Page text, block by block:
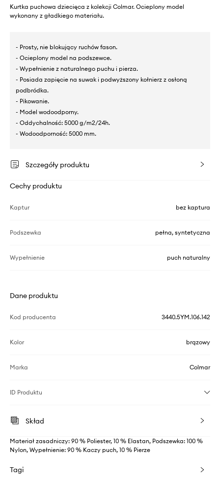
Kurtka puchowa dziecięca z kolekcji Colmar. Ocieplony model
wykonany z gładkiego materiału.
- Prosty, nie blokujący ruchów fason.
- Ocieplony model na podszewce.
- Wypełnienie z naturalnego puchu i pierza.
- Posiada zapięcie na suwak i podwyższony kołnierz z osłoną
podbródka.
- Pikowanie.
- Model wodoodporny.
- Oddychalność: 5000 g/m2/24h.
- Wodoodporność: 5000 mm.
Szczegóły produktu
Cechy produktu
Kaptur bez kaptura
Podszewka pełna, syntetyczna
Wypełnienie puch naturalny
Dane produktu
Kod producenta 3440.5YM.106.142
Kolor brązowy
Marka Colmar
ID Produktu
Skład
Materiał zasadniczy: 90 % Poliester, 10 % Elastan, Podszewka: 100 %
Nylon, Wypełnienie: 90 % Kaczy puch, 10 % Pierze
Tagi